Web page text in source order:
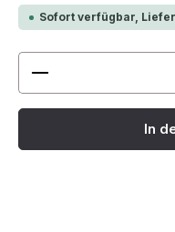
Sofort verfügbar,
Produkt Anzahl:
In